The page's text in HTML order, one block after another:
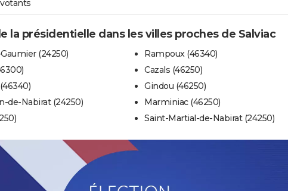
la présidentielle dans les villes proches de Salviac
(24250)
de-Nabirat (24250)
Rampoux (46340)
Cazals (46250)
Gindou (46250)
Marminiac (46250)
Saint-Martial-de-Nabirat (24250)